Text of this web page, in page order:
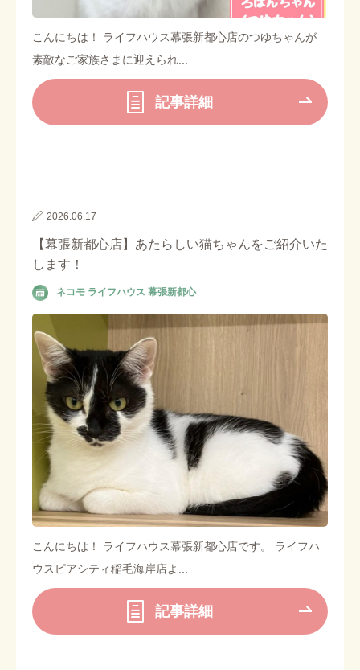
こんにちは！ ライフハウス幕張新都心店のつゆちゃんが
素敵なご家族さまに迎えられ...
記事詳細
2026.06.17
【幕張新都心店】あたらしい猫ちゃんをご紹介いた
します！
ネコモ ライフハウス 幕張新都心
こんにちは！ ライフハウス幕張新都心店です。 ライフハ
ウスピアシティ稲毛海岸店よ...
記事詳細